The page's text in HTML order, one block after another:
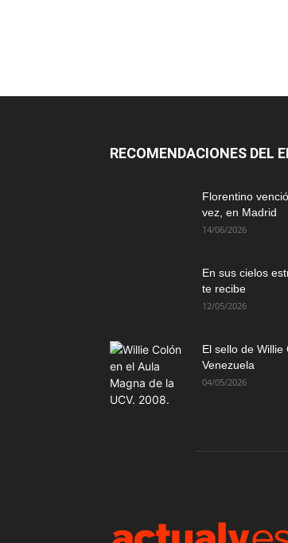
RECOMENDACIONES DEL
Florentino
vez, en Madrid
14/06/2026
En sus cielos
te recibe
12/05/2026
El sello de Willie
Venezuela
04/05/2026